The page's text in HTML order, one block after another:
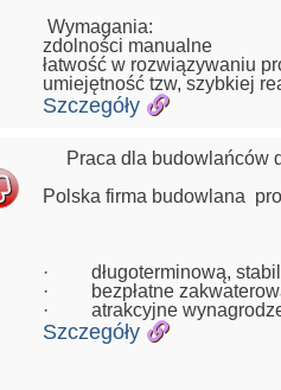
Wymagania:
zdolności manualne
łatwość w rozwiązywaniu
umiejętność tzw, szybkiej
Szczegóły
Praca dla budowlańców
Polska firma budowlana
· długoterminową,
· bezpłatne
· atrakcyjne
Szczegóły